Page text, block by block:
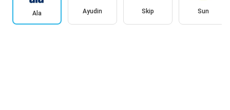
Ala Ayudin Skip Sun